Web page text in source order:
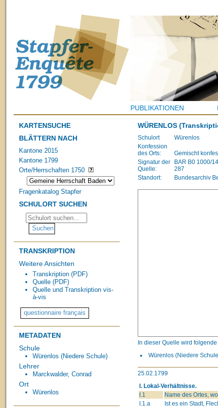
PUBLIKATIONEN
KARTENSUCHE
BLÄTTERN NACH
Kantone 2015
Kantone 1799
Orte/Herrschaften 1750
Fragenkatalog Stapfer
SCHULORT SUCHEN
TRANSKRIPTION
Weitere Ansichten
Transkription (PDF)
Quelle (PDF)
Quelle und Transkription vis-
à-vis
METADATEN
Schule
Würenlos (Niedere Schule)
Lehrer
Marckwalder, Conrad
Ort
Würenlos
WÜRENLOS
Schulort
Würenlos
Konfession
des Orts:
Gemischt
Signatur der
Quelle:
BAR B0 1000/
287
Standort:
Bundesarchiv
In dieser Quelle wird
Würenlos (Niedere
25.02.1799
I. Lokal-Verhältnisse.
I.1
Name des Ortes,
I.1.a
Ist es ein Stadt,